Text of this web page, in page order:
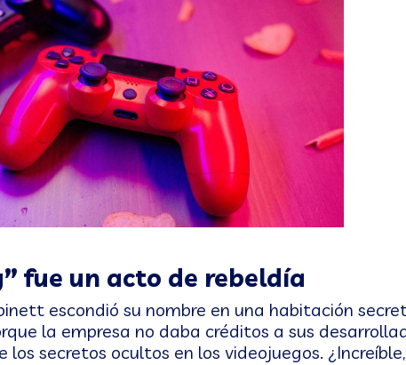
fue un acto de rebeldía
escondió su nombre en una habitación
la empresa no daba créditos a sus
secretos ocultos en los videojuegos.